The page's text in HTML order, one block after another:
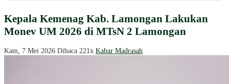
Kepala Kemenag Kab. Lamongan Lakukan
Monev UM 2026 di MTsN 2 Lamongan
Kam, 7 Mei 2026 Dibaca 221x Kabar Madrasah